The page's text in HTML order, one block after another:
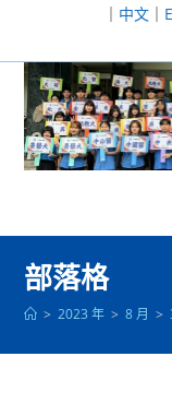
至
｜ 中文｜
部落格
> 2023 年 > 8 月 >